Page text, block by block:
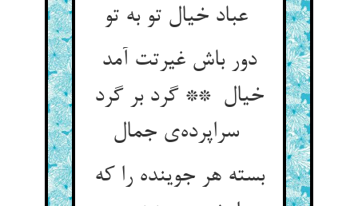
دور باش غیرتت آمد
خیال ** گرد بر گرد
سراپرده‌ی جمال
بسته هر جوینده را که